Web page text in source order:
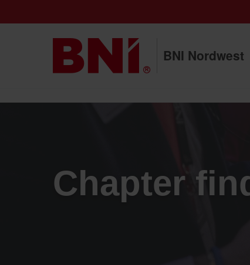
BNI Nordwest
Chapter